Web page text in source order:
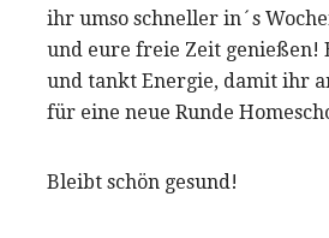
ihr umso schneller in´s
und eure freie Zeit genießen!
und tankt Energie, damit ihr
für eine neue Runde
Bleibt schön gesund!